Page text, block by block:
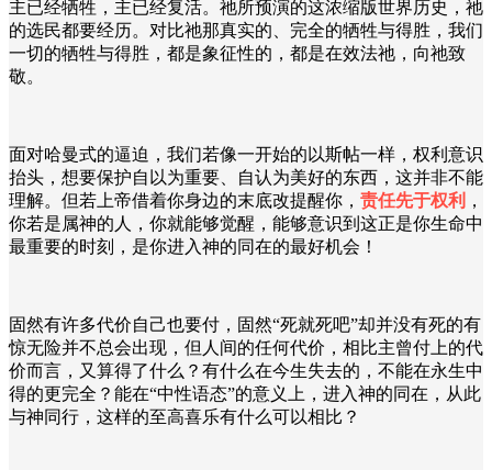
主已经牺牲，主已经复活。祂所预演的这浓缩版世界历史，祂
的选民都要经历。对比祂那真实的、完全的牺牲与得胜，我们
一切的牺牲与得胜，都是象征性的，都是在效法祂，向祂致
敬。
面对哈曼式的逼迫，我们若像一开始的以斯帖一样，权利意识
抬头，想要保护自以为重要、自认为美好的东西，这并非不能
理解。但若上帝借着你身边的末底改提醒你， 责任先于权利 ，
你若是属神的人，你就能够觉醒，能够意识到这正是你生命中
最重要的时刻，是你进入神的同在的最好机会！
固然有许多代价自己也要付，固然“死就死吧”却并没有死的有
惊无险并不总会出现，但人间的任何代价，相比主曾付上的代
价而言，又算得了什么？有什么在今生失去的，不能在永生中
得的更完全？能在“中性语态”的意义上，进入神的同在，从此
与神同行，这样的至高喜乐有什么可以相比？